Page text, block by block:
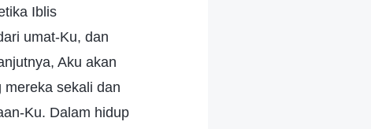
Iblis
umat-Ku, dan
Aku akan
sekali dan
Ku. Dalam hidup